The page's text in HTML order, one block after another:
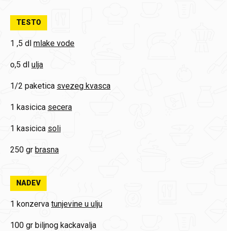
TESTO
1 ,5 dl mlake vode
o,5 dl ulja
1/2 paketica svezeg kvasca
1 kasicica secera
1 kasicica soli
250 gr brasna
NADEV
1 konzerva tunjevine u ulju
100 gr biljnog kackavalja